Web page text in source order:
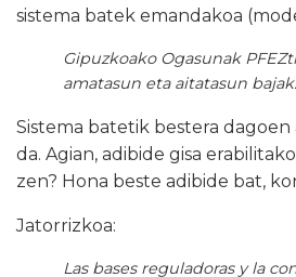
sistema batek emandakoa
Gipuzkoako Ogasunak
amatasun eta aitatasun bajak.
Sistema batetik bestera dagoen
da. Agian, adibide gisa
zen? Hona beste adibide bat,
Jatorrizkoa:
Las bases reguladoras y la